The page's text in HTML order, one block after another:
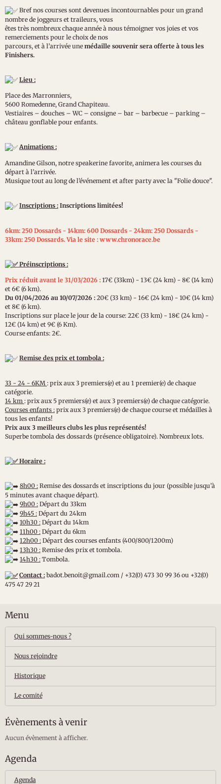
Bref nos courses sont devenues incontournables pour un grand
nombre de joggeurs et traileurs, vous
êtes très nombreux chaque année à nous témoigner vos joies et vos
remerciements pour le choix de nos
parcours, et à l’arrivée une médaille souvenir sera offerte à tous les
Finishers.
Lieu :
Place des Marronniers,
5600 Romedenne, Grand Chapiteau.
Vestiaires – douches – WC – consigne – bar – barbecue – parking –
château gonflable pour enfants.
Animations :
Amandine Gilson, notre speakerine favorite, animera les courses du
départ à l’arrivée.
Musique tout au long de l’événement et after party avec la "Folie douce".
Inscriptions : Inscriptions limitées!
6km: 250 Dossards - 14km: 600 Dossards - 24km: 250 Dossards -
33km: 250 Dossards. Via le site : www.chronorace.be
Préinscriptions :
Prix réduit avant le 31/03/2026 : 17€ (33km) - 13€ (24 km) - 8€ (14 km)
et 6€ (6 km).
Du 01/04/2026 au 10/07/2026 : 20€ (33 km) - 16€ (24 km) - 10€ (14 km)
et 8€ (6 km).
Inscriptions sur place le jour de la course: 22€ (33 km) - 18€ (24 km) -
12€ (14 km) et 9€ (6 Km).
Course enfants: 2€.
Remise des prix et tombola :
33 - 24 - 6KM : prix aux 3 premiers(e) et au 1 premier(e) de chaque
catégorie.
14 km : prix aux 5 premiers(e) et aux 3 premiers(e) de chaque catégorie.
Courses enfants : prix aux 3 premiers(e) de chaque course et médailles à
tous les enfants!
Prix aux 3 meilleurs clubs les plus représentés!
Superbe tombola des dossards (présence obligatoire). Nombreux lots.
Horaire :
8h00 : Remise des dossards et inscriptions du jour (possible jusqu’à
5 minutes avant chaque départ).
9h00 : Départ du 33km
9h45 : Départ du 24km
10h30 : Départ du 14km
11h00 : Départ du 6km
12h00 : Départ des courses enfants (400/800/1200m)
13h30 : Remise des prix et tombola.
14h30 : Tombola.
Contact : badot.benoit@gmail.com / +32(0) 473 30 99 36 ou +32(0)
475 47 29 21
Menu
Qui sommes-nous ?
Nous rejoindre
Historique
Le comité
Évènements à venir
Aucun évènement à afficher.
Agenda
Agenda